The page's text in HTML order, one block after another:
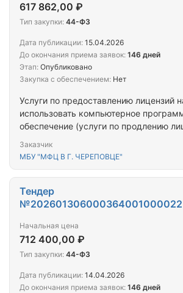
Услуги по предоставлению лицензий
использовать компьютерное
обеспечение (услуги по продлению
файловых серверов)
Заказчик
МБУ "МФЦ В Г. ЧЕРЕПОВЦЕ"
617 862,00 ₽
Тип закупки: 44-ФЗ
Дата публикации: 15.04.2026
До окончания приема заявок: 146 дней
Этап: Опубликовано
Закупка с обеспечением: Нет
Тендер
№202601306000364001000022
Начальная цена
712 400,00 ₽
Тип закупки: 44-ФЗ
Дата публикации: 14.04.2026
До окончания приема заявок: 146 дней